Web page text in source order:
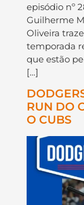
episódio nº
Guilherme
Oliveira
temporada
que estão
[…]
RUN DO
O CUBS